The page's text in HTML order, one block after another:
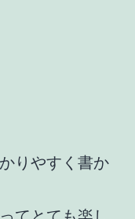
りやすく書か